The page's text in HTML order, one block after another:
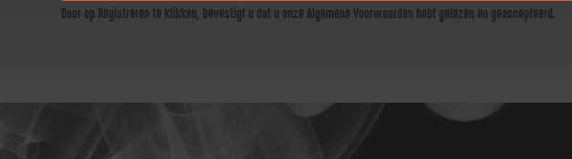
Door op Registreren te klikken, bevestigt u dat u onze Algemene Voorwaarden hebt gelezen en geaccepteerd.